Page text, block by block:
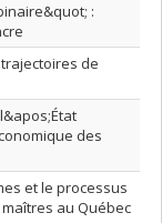
:
de
des
et le processus
au Québec